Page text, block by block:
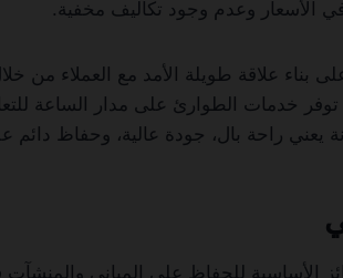
الأسعار وعدم وجود تكاليف مخفية.
علاقة طويلة الأمد مع العملاء من
توفر خدمات الطوارئ على مدار الساعة
يعني راحة بال، جودة عالية، وحفاظ دائم
الأساسية للحفاظ على المباني